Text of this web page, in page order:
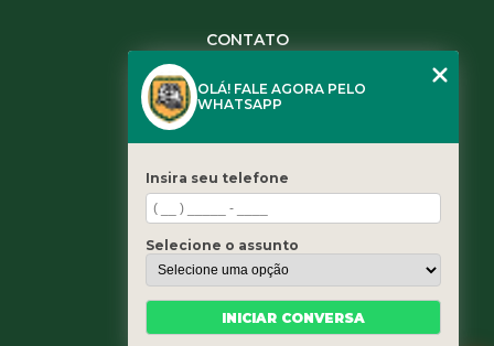
CONTATO
(11) 3461-5871
contato@leaoservicos.com.br
Home
Quem somos
Serviços
Blog
OLÁ! FALE AGORA PELO
WHATSAPP
Insira seu telefone
Selecione o assunto
INICIAR CONVERSA